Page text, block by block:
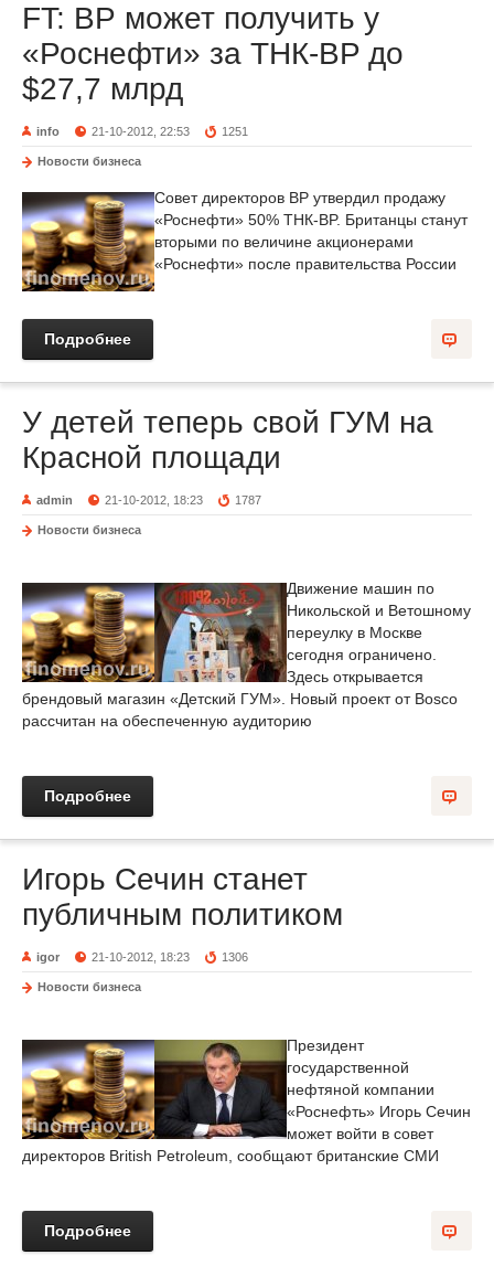
FT: ВР может получить у
«Роснефти» за ТНК-BP до
$27,7 млрд
info 21-10-2012, 22:53 1251
Новости бизнеса
Совет директоров BP утвердил продажу
«Роснефти» 50% ТНК-BP. Британцы станут
вторыми по величине акционерами
«Роснефти» после правительства России
Подробнее
У детей теперь свой ГУМ на
Красной площади
admin 21-10-2012, 18:23 1787
Новости бизнеса
Движение машин по
Никольской и Ветошному
переулку в Москве
сегодня ограничено.
Здесь открывается
брендовый магазин «Детский ГУМ». Новый проект от Bosco
рассчитан на обеспеченную аудиторию
Подробнее
Игорь Сечин станет
публичным политиком
igor 21-10-2012, 18:23 1306
Новости бизнеса
Президент
государственной
нефтяной компании
«Роснефть» Игорь Сечин
может войти в совет
директоров British Petroleum, сообщают британские СМИ
Подробнее